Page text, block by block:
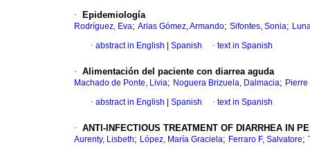
· Epidemiología
Rodríguez, Eva; Arias Gómez, Armando; Sifontes, Sonia;
· abstract in English Spanish · text in Spanish
· Alimentación del paciente con diarrea aguda
Machado de Ponte, Livia; Noguera Brizuela, Dalmacia;
· abstract in English Spanish · text in Spanish
· ANTI-INFECTIOUS TREATMENT OF DIARRHEA IN
Aurenty, Lisbeth; López, María Graciela; Ferraro F, Salvatore;